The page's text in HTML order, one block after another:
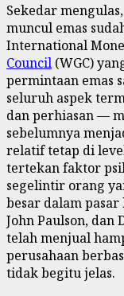
Sekedar
muncul emas
International
Council (WGC)
permintaan emas
seluruh aspek
dan perhiasan —
sebelumnya
relatif tetap di
tertekan faktor
segelintir orang
besar dalam pasar
John Paulson,
telah menjual
perusahaan
tidak begitu jelas.